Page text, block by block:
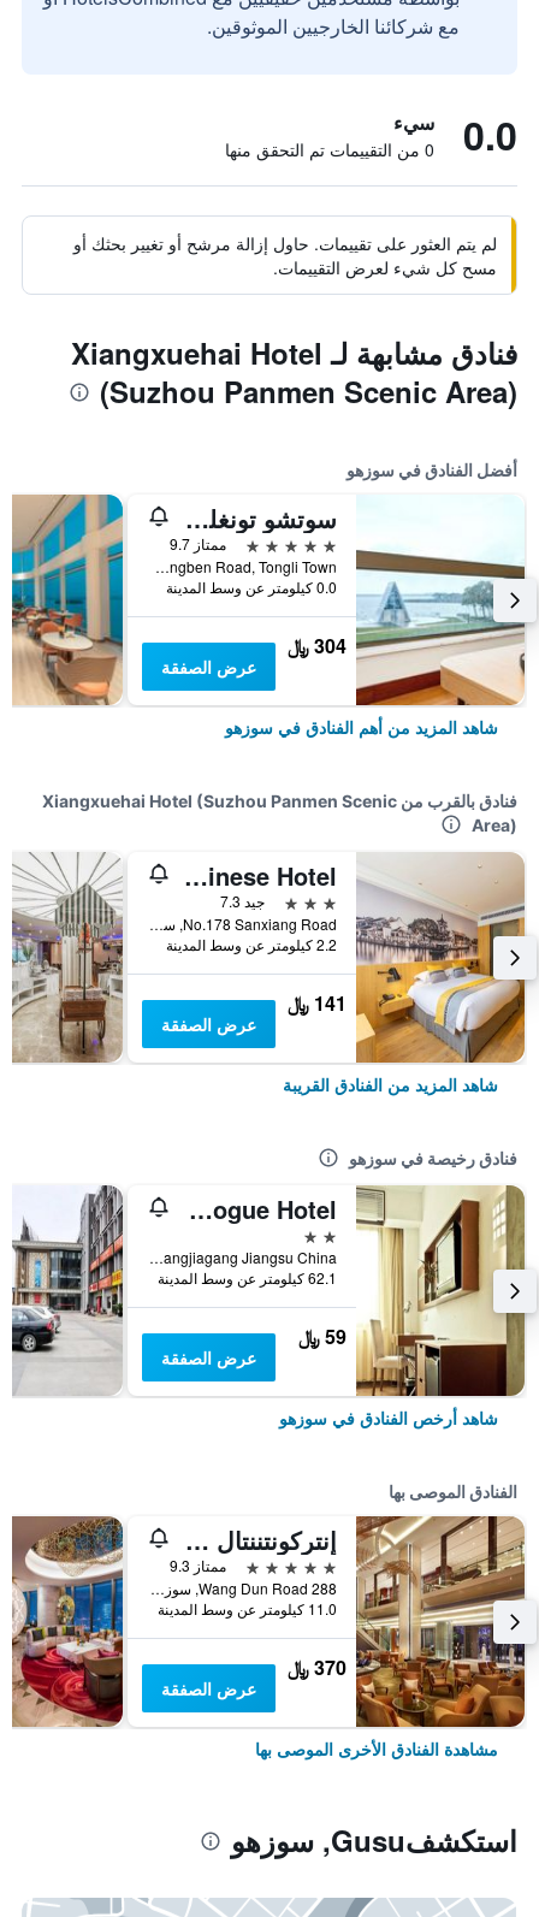
مع شركائنا الخارجيين الموثوقين.
0.0 سيء
0 من التقييمات تم التحقق منها
لم يتم العثور على تقييمات. حاول إزالة مرشح أو تغيير بحثك أو
مسح كل شيء لعرض التقييمات.
فنادق مشابهة لـ Xiangxuehai Hotel
(Suzhou Panmen Scenic Area)
أفضل الفنادق في سوزهو
سوتشو تونغلي ليك فيو هوتل
5 نجوم
ممتاز 9.7
No. 8 Chongben Road, Tongli Town, سوزهو, الصين
0.0 كيلومتر عن وسط المدينة
304 ﷼
عرض الصفقة
شاهد المزيد من أهم الفنادق في سوزهو
فنادق بالقرب من Xiangxuehai Hotel (Suzhou Panmen Scenic
Area)
Suzhou Overseas Chinese Hotel
3 نجوم
جيد 7.3
No.178 Sanxiang Road, سوزهو, الصين
2.2 كيلومتر عن وسط المدينة
141 ﷼
عرض الصفقة
شاهد المزيد من الفنادق القريبة
فنادق رخيصة في سوزهو
Zhangjiagang Newstay Vogue Hotel
2 نجمتين
No.84 Chang'an South Rd. Zhangjiagang Jiangsu China, سوزهو, الصين
62.1 كيلومتر عن وسط المدينة
59 ﷼
عرض الصفقة
شاهد أرخص الفنادق في سوزهو
الفنادق الموصى بها
إنتركونتننتال سوتشو باي آيتش جي
5 نجوم
ممتاز 9.3
288 Wang Dun Road, سوزهو, الصين
11.0 كيلومتر عن وسط المدينة
370 ﷼
عرض الصفقة
مشاهدة الفنادق الأخرى الموصى بها
استكشفGusu, سوزهو